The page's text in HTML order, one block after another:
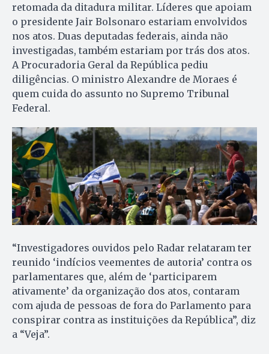
retomada da ditadura militar. Líderes que apoiam
o presidente Jair Bolsonaro estariam envolvidos
nos atos. Duas deputadas federais, ainda não
investigadas, também estariam por trás dos atos.
A Procuradoria Geral da República pediu
diligências. O ministro Alexandre de Moraes é
quem cuida do assunto no Supremo Tribunal
Federal.
“Investigadores ouvidos pelo Radar relataram ter
reunido ‘indícios veementes de autoria’ contra os
parlamentares que, além de ‘participarem
ativamente’ da organização dos atos, contaram
com ajuda de pessoas de fora do Parlamento para
conspirar contra as instituições da República”, diz
a “Veja”.